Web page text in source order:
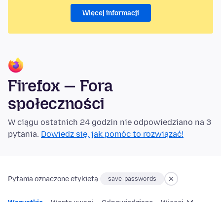
Więcej informacji
Firefox — Fora
społeczności
W ciągu ostatnich 24 godzin nie odpowiedziano na 3
pytania. Dowiedz się, jak pomóc to rozwiązać!
Pytania oznaczone etykietą: save-passwords